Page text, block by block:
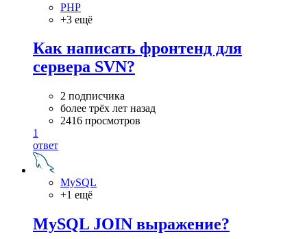
PHP
+3 ещё
Как написать фронтенд для
сервера SVN?
2 подписчика
более трёх лет назад
2416 просмотров
1
ответ
MySQL
+1 ещё
MySQL JOIN выражение?